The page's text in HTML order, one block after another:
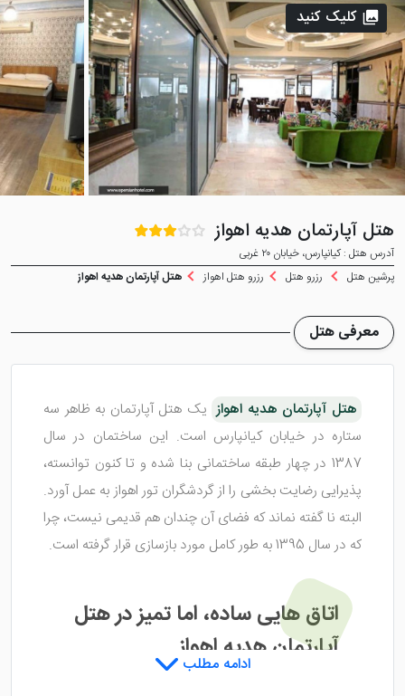
هتل آپارتمان هدیه اهواز
آدرس هتل : کیانپارس، خیابان ۲۰ غربی
پرشین هتل
رزرو هتل رزرو هتل اهواز هتل آپارتمان هدیه اهواز
کلیک کنید
معرفی هتل
هتل آپارتمان هدیه اهواز یک هتل آپارتمان به ظاهر سه
ستاره در خیابان کیانپارس است. این ساختمان در سال
1387 در چهار طبقه ساختمانی بنا شده و تا کنون توانسته،
پذیرایی رضایت بخشی را از گردشگران تور اهواز به عمل آورد.
البته نا گفته نماند که فضای آن چندان هم قدیمی نیست، چرا
که در سال 1395 به طور کامل مورد بازسازی قرار گرفته است.
اتاق هایی ساده، اما تمیز در هتل
آپارتمان هدیه اهواز
ادامه مطلب